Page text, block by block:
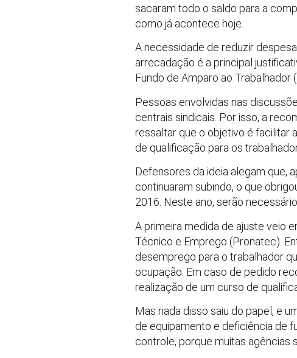
sacaram todo o saldo para a
como já acontece hoje.
A necessidade de reduzir
arrecadação é a principal
Fundo de Amparo ao
Pessoas envolvidas nas
centrais sindicais. Por isso, a
ressaltar que o objetivo é facilitar
de qualificação para os
Defensores da ideia alegam que,
continuaram subindo, o que
2016. Neste ano, serão
A primeira medida de ajuste veio
Técnico e Emprego (Pronatec).
desemprego para o trabalhador
ocupação. Em caso de pedido
realização de um curso de
Mas nada disso saiu do papel, e
de equipamento e deficiência de
controle, porque muitas agências